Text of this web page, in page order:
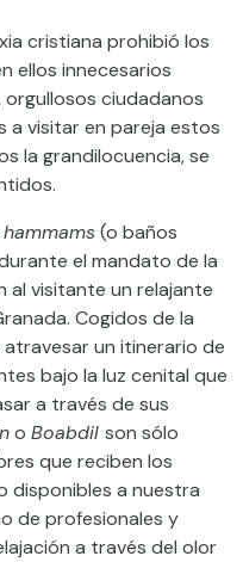
cristiana prohibió los
ellos innecesarios
ciudadanos
a visitar en pareja estos
la grandilocuencia, se
hammams(o baños
el mandato de la
al visitante un relajante
Cogidos de la
un itinerario de
bajo la luz cenital que
a través de sus
o Boabdil son sólo
que reciben los
disponibles a nuestra
de profesionales y
a través del olor